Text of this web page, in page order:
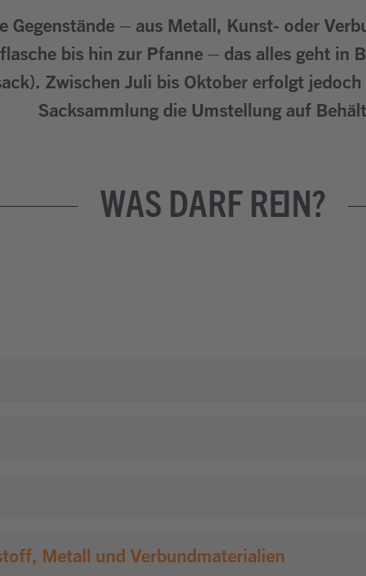
Gegenstände – aus Metall, Kunst- oder
bis hin zur Pfanne – das alles geht in
Zwischen Juli bis Oktober erfolgt
Sacksammlung die Umstellung auf
WAS DARF REIN?
Metall und Verbundmaterialien